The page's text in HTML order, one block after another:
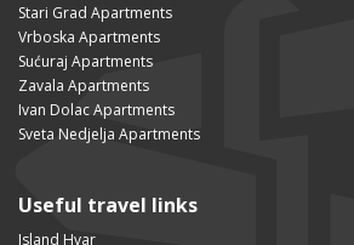
Stari Grad Apartments
Vrboska Apartments
Sućuraj Apartments
Zavala Apartments
Ivan Dolac Apartments
Sveta Nedjelja Apartments
Useful travel links
Island Hvar